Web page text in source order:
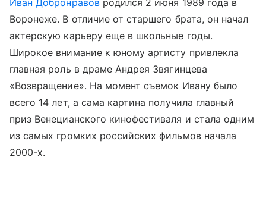
Воронеже. В отличие от старшего брата, он начал
актерскую карьеру еще в школьные годы.
Широкое внимание к юному артисту привлекла
главная роль в драме Андрея Звягинцева
«Возвращение». На момент съемок Ивану было
всего 14 лет, а сама картина получила главный
приз Венецианского кинофестиваля и стала одним
из самых громких российских фильмов начала
2000-х.